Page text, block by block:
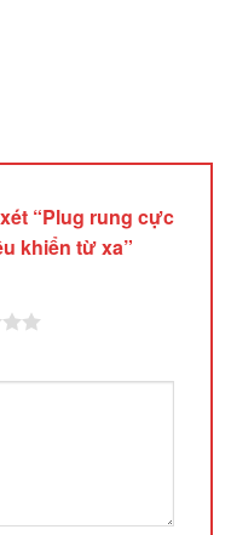
“Plug rung cực
khiển từ xa”